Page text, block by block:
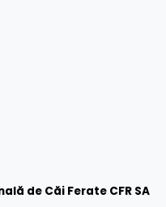
de Căi Ferate CFR SA